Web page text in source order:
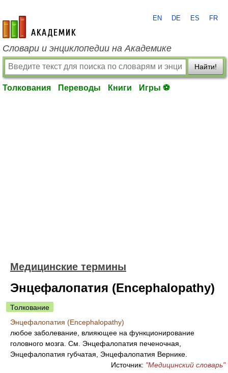
academic.ru
EN DE ES FR
Словари и энциклопедии на Академике
Найти!
Толкования Переводы Книги Игры ⚽
Медицинские термины
Энцефалопатия (Encephalopathy)
Толкование
Энцефалопатия (Encephalopathy)
любое заболевание, влияющее на функционирование
головного мозга. См. Энцефалопатия печеночная,
Энцефалопатия губчатая, Энцефалопатия Вернике.
Источник: "Медицинский словарь"